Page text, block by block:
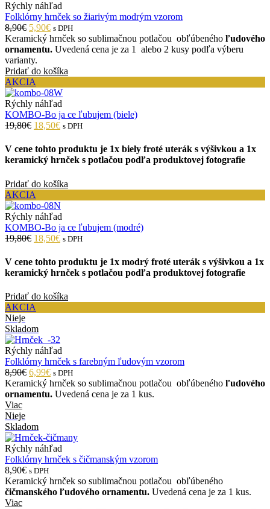
Rýchly náhľad
Folklórny hrnček so žiarivým modrým vzorom
8,90€ 5,90€ s DPH
Keramický hrnček so sublimačnou potlačou obľúbeného ľudového
ornamentu. Uvedená cena je za 1 alebo 2 kusy podľa výberu
varianty.
Pridať do košíka
AKCIA
Rýchly náhľad
KOMBO-Bo ja ce ľubujem (biele)
19,80€ 18,50€ s DPH
V cene tohto produktu je 1x biely froté uterák s výšivkou a 1x
keramický hrnček s potlačou podľa produktovej fotografie
Pridať do košíka
AKCIA
Rýchly náhľad
KOMBO-Bo ja ce ľubujem (modré)
19,80€ 18,50€ s DPH
V cene tohto produktu je 1x modrý froté uterák s výšivkou a 1x
keramický hrnček s potlačou podľa produktovej fotografie
Pridať do košíka
AKCIA
Nieje
Skladom
Rýchly náhľad
Folklórny hrnček s farebným ľudovým vzorom
8,90€ 6,99€ s DPH
Keramický hrnček so sublimačnou potlačou obľúbeného ľudového
ornamentu. Uvedená cena je za 1 kus.
Viac
Nieje
Skladom
Rýchly náhľad
Folklórny hrnček s čičmanským vzorom
8,90€ s DPH
Keramický hrnček so sublimačnou potlačou obľúbeného
čičmanského ľudového ornamentu. Uvedená cena je za 1 kus.
Viac